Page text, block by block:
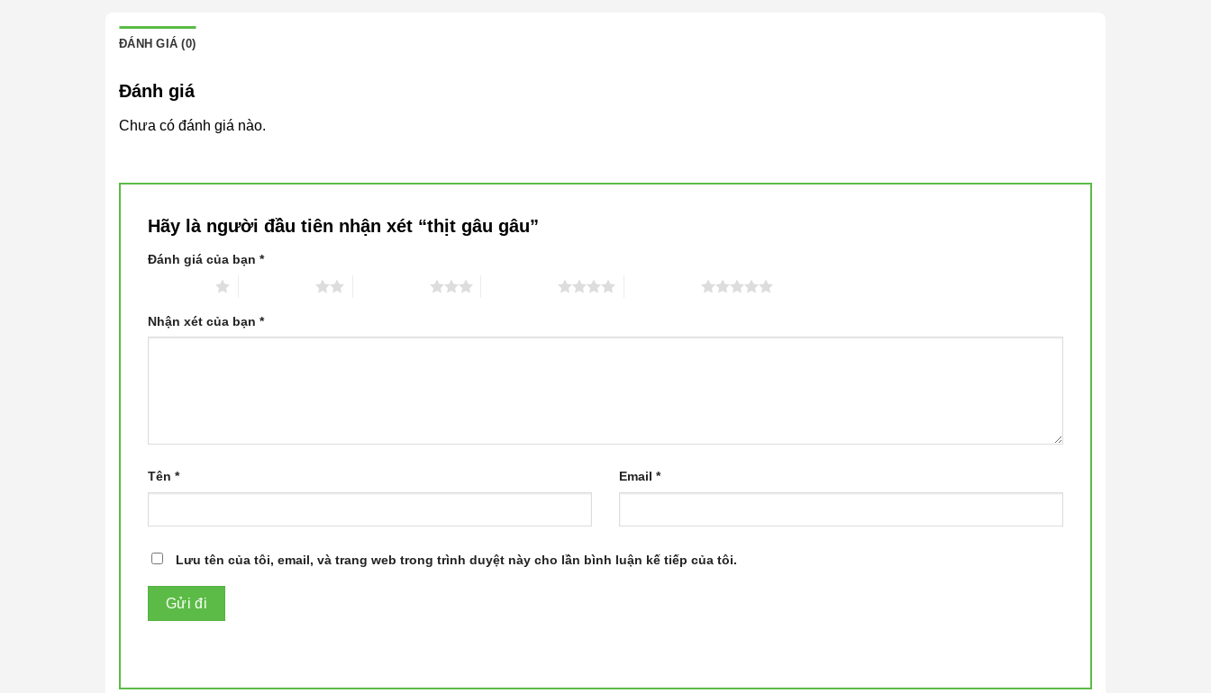
ĐÁNH GIÁ (0)
Đánh giá
Chưa có đánh giá nào.
Hãy là người đầu tiên nhận xét “thịt gâu gâu”
Đánh giá của bạn *
Nhận xét của bạn *
Tên * Email *
Lưu tên của tôi, email, và trang web trong trình duyệt này cho lần bình luận kế tiếp của tôi.